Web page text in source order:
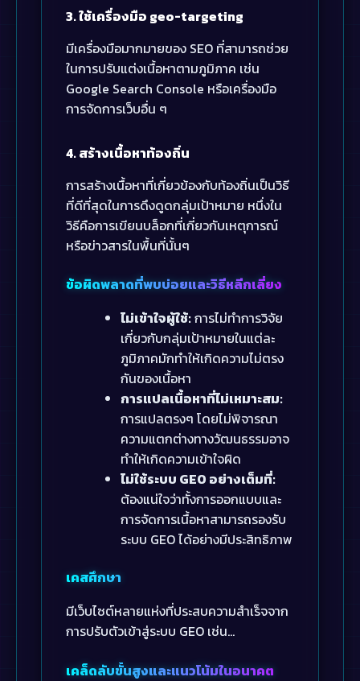
3. ใช้เครื่องมือ geo-targeting
มีเครื่องมือมากมายของ SEO ที่สามารถช่วย
ในการปรับแต่งเนื้อหาตามภูมิภาค เช่น
Google Search Console หรือเครื่องมือ
การจัดการเว็บอื่น ๆ
4. สร้างเนื้อหาท้องถิ่น
การสร้างเนื้อหาที่เกี่ยวข้องกับท้องถิ่นเป็นวิธี
ที่ดีที่สุดในการดึงดูดกลุ่มเป้าหมาย หนึ่งใน
วิธีคือการเขียนบล็อกที่เกี่ยวกับเหตุการณ์
หรือข่าวสารในพื้นที่นั้นๆ
ข้อผิดพลาดที่พบบ่อยและวิธีหลีกเลี่ยง
ไม่เข้าใจผู้ใช้:การไม่ทำการวิจัย
เกี่ยวกับกลุ่มเป้าหมายในแต่ละ
ภูมิภาคมักทำให้เกิดความไม่ตรง
กันของเนื้อหา
การแปลเนื้อหาที่ไม่เหมาะสม:
การแปลตรงๆ โดยไม่พิจารณา
ความแตกต่างทางวัฒนธรรมอาจ
ทำให้เกิดความเข้าใจผิด
ไม่ใช้ระบบ GEO อย่างเต็มที่:
ต้องแน่ใจว่าทั้งการออกแบบและ
การจัดการเนื้อหาสามารถรองรับ
ระบบ GEO ได้อย่างมีประสิทธิภาพ
เคสศึกษา
มีเว็บไซต์หลายแห่งที่ประสบความสำเร็จจาก
การปรับตัวเข้าสู่ระบบ GEO เช่น…
เคล็ดลับขั้นสูงและแนวโน้มในอนาคต